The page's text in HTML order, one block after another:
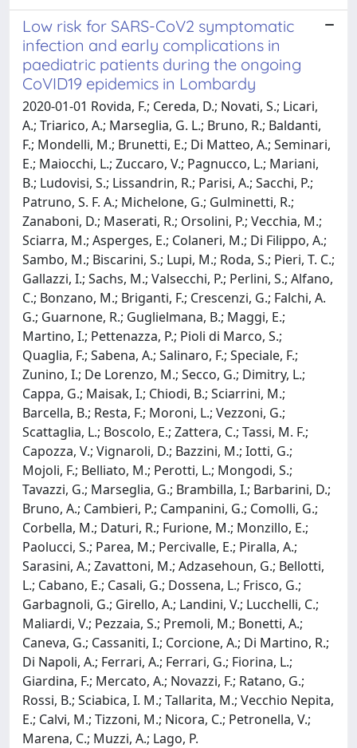
Low risk for SARS-CoV2 symptomatic
infection and early complications in
paediatric patients during the ongoing
CoVID19 epidemics in Lombardy
2020-01-01 Rovida, F.; Cereda, D.; Novati, S.; Licari,
A.; Triarico, A.; Marseglia, G. L.; Bruno, R.; Baldanti,
F.; Mondelli, M.; Brunetti, E.; Di Matteo, A.; Seminari,
E.; Maiocchi, L.; Zuccaro, V.; Pagnucco, L.; Mariani,
B.; Ludovisi, S.; Lissandrin, R.; Parisi, A.; Sacchi, P.;
Patruno, S. F. A.; Michelone, G.; Gulminetti, R.;
Zanaboni, D.; Maserati, R.; Orsolini, P.; Vecchia, M.;
Sciarra, M.; Asperges, E.; Colaneri, M.; Di Filippo, A.;
Sambo, M.; Biscarini, S.; Lupi, M.; Roda, S.; Pieri, T. C.;
Gallazzi, I.; Sachs, M.; Valsecchi, P.; Perlini, S.; Alfano,
C.; Bonzano, M.; Briganti, F.; Crescenzi, G.; Falchi, A.
G.; Guarnone, R.; Guglielmana, B.; Maggi, E.;
Martino, I.; Pettenazza, P.; Pioli di Marco, S.;
Quaglia, F.; Sabena, A.; Salinaro, F.; Speciale, F.;
Zunino, I.; De Lorenzo, M.; Secco, G.; Dimitry, L.;
Cappa, G.; Maisak, I.; Chiodi, B.; Sciarrini, M.;
Barcella, B.; Resta, F.; Moroni, L.; Vezzoni, G.;
Scattaglia, L.; Boscolo, E.; Zattera, C.; Tassi, M. F.;
Capozza, V.; Vignaroli, D.; Bazzini, M.; Iotti, G.;
Mojoli, F.; Belliato, M.; Perotti, L.; Mongodi, S.;
Tavazzi, G.; Marseglia, G.; Brambilla, I.; Barbarini, D.;
Bruno, A.; Cambieri, P.; Campanini, G.; Comolli, G.;
Corbella, M.; Daturi, R.; Furione, M.; Monzillo, E.;
Paolucci, S.; Parea, M.; Percivalle, E.; Piralla, A.;
Sarasini, A.; Zavattoni, M.; Adzasehoun, G.; Bellotti,
L.; Cabano, E.; Casali, G.; Dossena, L.; Frisco, G.;
Garbagnoli, G.; Girello, A.; Landini, V.; Lucchelli, C.;
Maliardi, V.; Pezzaia, S.; Premoli, M.; Bonetti, A.;
Caneva, G.; Cassaniti, I.; Corcione, A.; Di Martino, R.;
Di Napoli, A.; Ferrari, A.; Ferrari, G.; Fiorina, L.;
Giardina, F.; Mercato, A.; Novazzi, F.; Ratano, G.;
Rossi, B.; Sciabica, I. M.; Tallarita, M.; Vecchio Nepita,
E.; Calvi, M.; Tizzoni, M.; Nicora, C.; Petronella, V.;
Marena, C.; Muzzi, A.; Lago, P.